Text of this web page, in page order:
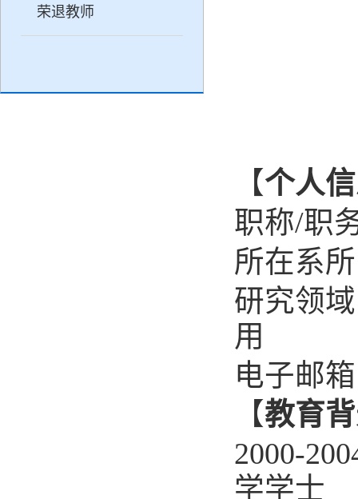
荣退教师
【个人
职称/职
所在系
研究领
用
电子邮
【教育
2000-
学学士